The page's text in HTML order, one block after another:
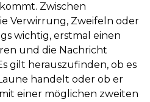
Zwischen
Verwirrung, Zweifeln oder
wichtig, erstmal einen
und die Nachricht
gilt herauszufinden, ob es
handelt oder ob er
mit einer möglichen zweiten